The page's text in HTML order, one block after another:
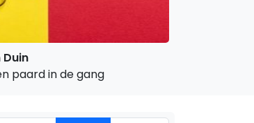
paard in de gang